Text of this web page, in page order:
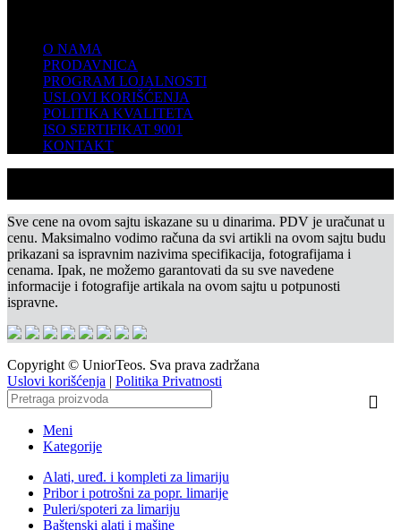
O NAMA
PRODAVNICA
PROGRAM LOJALNOSTI
USLOVI KORIŠĆENJA
POLITIKA KVALITETA
ISO SERTIFIKAT 9001
KONTAKT
Sve cene na ovom sajtu iskazane su u dinarima. PDV je uračunat u
cenu. Maksimalno vodimo računa da svi artikli na ovom sajtu budu
prikazani sa ispravnim nazivima specifikacija, fotografijama i
cenama. Ipak, ne možemo garantovati da su sve navedene
informacije i fotografije artikala na ovom sajtu u potpunosti
ispravne.
Copyright © UniorTeos. Sva prava zadržana
Uslovi korišćenja | Politika Privatnosti
Meni
Kategorije
Alati, uređ. i kompleti za limariju
Pribor i potrošni za popr. limarije
Puleri/spoteri za limariju
Baštenski alati i mašine